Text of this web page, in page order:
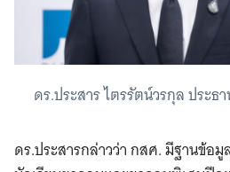
ดร.ประสาร ไตรรัตน์วรกุล ประธ
ดร.ประสารกล่าวว่า กสศ. มีฐานข้อ